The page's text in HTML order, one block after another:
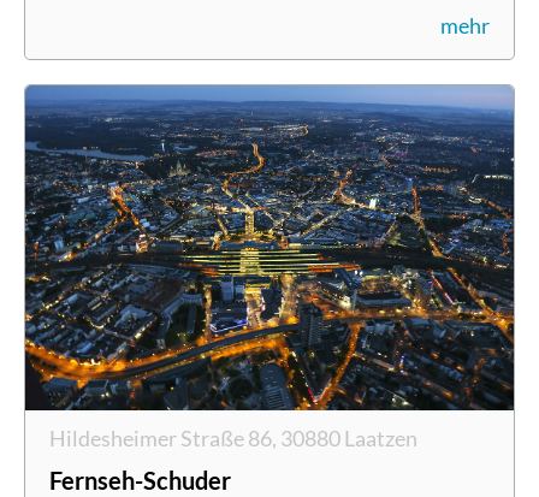
mehr
Hildesheimer Straße 86, 30880 Laatzen
Fernseh-Schuder